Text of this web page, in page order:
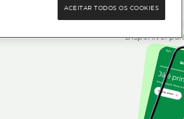
Corte
Leia o código QR com o seu
Disponível
ACEITAR TODOS OS COOKIES